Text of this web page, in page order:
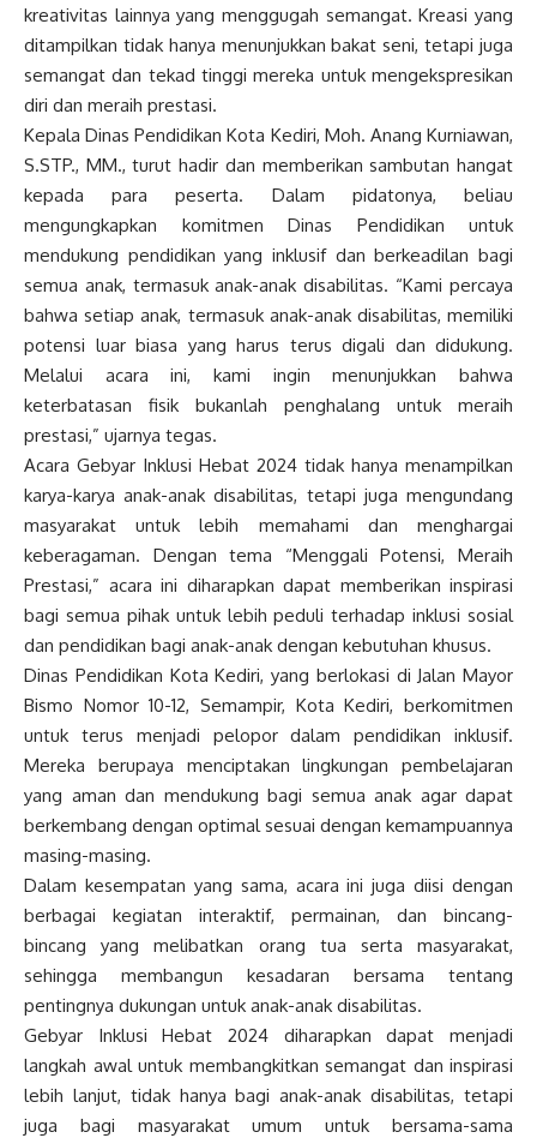
kreativitas lainnya yang menggugah semangat. Kreasi yang
ditampilkan tidak hanya menunjukkan bakat seni, tetapi juga
semangat dan tekad tinggi mereka untuk mengekspresikan
diri dan meraih prestasi.
Kepala Dinas Pendidikan Kota Kediri, Moh. Anang Kurniawan,
S.STP., MM., turut hadir dan memberikan sambutan hangat
kepada para peserta. Dalam pidatonya, beliau
mengungkapkan komitmen Dinas Pendidikan untuk
mendukung pendidikan yang inklusif dan berkeadilan bagi
semua anak, termasuk anak-anak disabilitas. “Kami percaya
bahwa setiap anak, termasuk anak-anak disabilitas, memiliki
potensi luar biasa yang harus terus digali dan didukung.
Melalui acara ini, kami ingin menunjukkan bahwa
keterbatasan fisik bukanlah penghalang untuk meraih
prestasi,” ujarnya tegas.
Acara Gebyar Inklusi Hebat 2024 tidak hanya menampilkan
karya-karya anak-anak disabilitas, tetapi juga mengundang
masyarakat untuk lebih memahami dan menghargai
keberagaman. Dengan tema “Menggali Potensi, Meraih
Prestasi,” acara ini diharapkan dapat memberikan inspirasi
bagi semua pihak untuk lebih peduli terhadap inklusi sosial
dan pendidikan bagi anak-anak dengan kebutuhan khusus.
Dinas Pendidikan Kota Kediri, yang berlokasi di Jalan Mayor
Bismo Nomor 10-12, Semampir, Kota Kediri, berkomitmen
untuk terus menjadi pelopor dalam pendidikan inklusif.
Mereka berupaya menciptakan lingkungan pembelajaran
yang aman dan mendukung bagi semua anak agar dapat
berkembang dengan optimal sesuai dengan kemampuannya
masing-masing.
Dalam kesempatan yang sama, acara ini juga diisi dengan
berbagai kegiatan interaktif, permainan, dan bincang-
bincang yang melibatkan orang tua serta masyarakat,
sehingga membangun kesadaran bersama tentang
pentingnya dukungan untuk anak-anak disabilitas.
Gebyar Inklusi Hebat 2024 diharapkan dapat menjadi
langkah awal untuk membangkitkan semangat dan inspirasi
lebih lanjut, tidak hanya bagi anak-anak disabilitas, tetapi
juga bagi masyarakat umum untuk bersama-sama